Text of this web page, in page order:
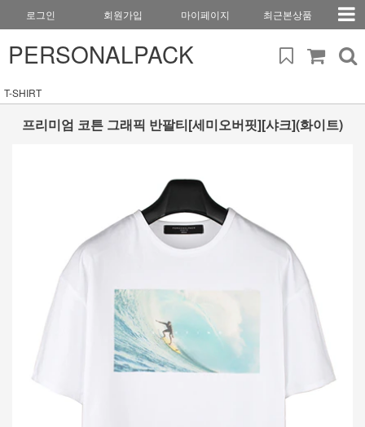
로그인 회원가입 마이페이지 최근본상품
PERSONALPACK
T-SHIRT
프리미엄 코튼 그래픽 반팔티[세미오버핏][샤크](화이트)